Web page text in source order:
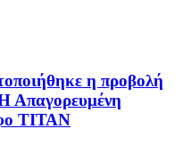
η προβολή
Απαγορευμένη
ΤΙΤΑΝ